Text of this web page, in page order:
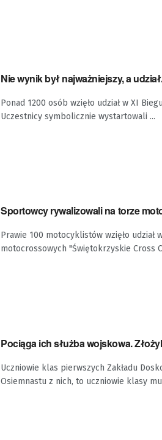
Nie wynik był najważniejszy, a
Ponad 1200 osób wzięło udział w XI
Uczestnicy symbolicznie wystartowali ...
Sportowcy rywalizowali na torze
Prawie 100 motocyklistów wzięło
motocrossowych "Świętokrzyskie Cross
Pociąga ich służba wojskowa.
Uczniowie klas pierwszych Zakładu
Osiemnastu z nich, to uczniowie klasy